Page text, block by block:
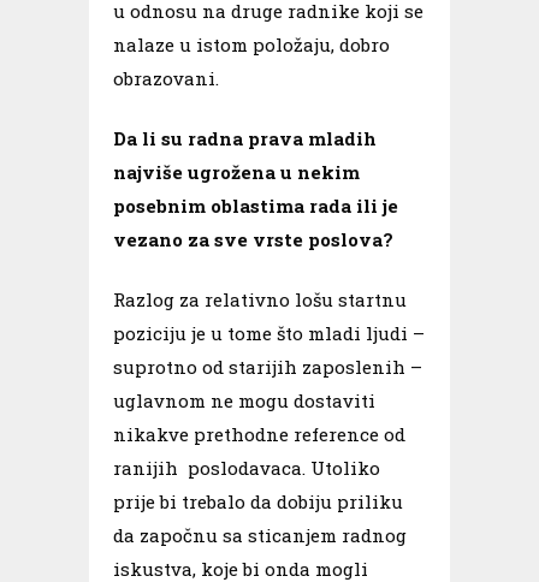
u odnosu na druge radnike koji se
nalaze u istom položaju, dobro
obrazovani.
Da li su radna prava mladih
najviše ugrožena u nekim
posebnim oblastima rada ili je
vezano za sve vrste poslova?
Razlog za relativno lošu startnu
poziciju je u tome što mladi ljudi –
suprotno od starijih zaposlenih –
uglavnom ne mogu dostaviti
nikakve prethodne reference od
ranijih poslodavaca. Utoliko
prije bi trebalo da dobiju priliku
da započnu sa sticanjem radnog
iskustva, koje bi onda mogli